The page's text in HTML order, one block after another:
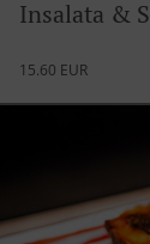
Insalata &
15.60 EUR